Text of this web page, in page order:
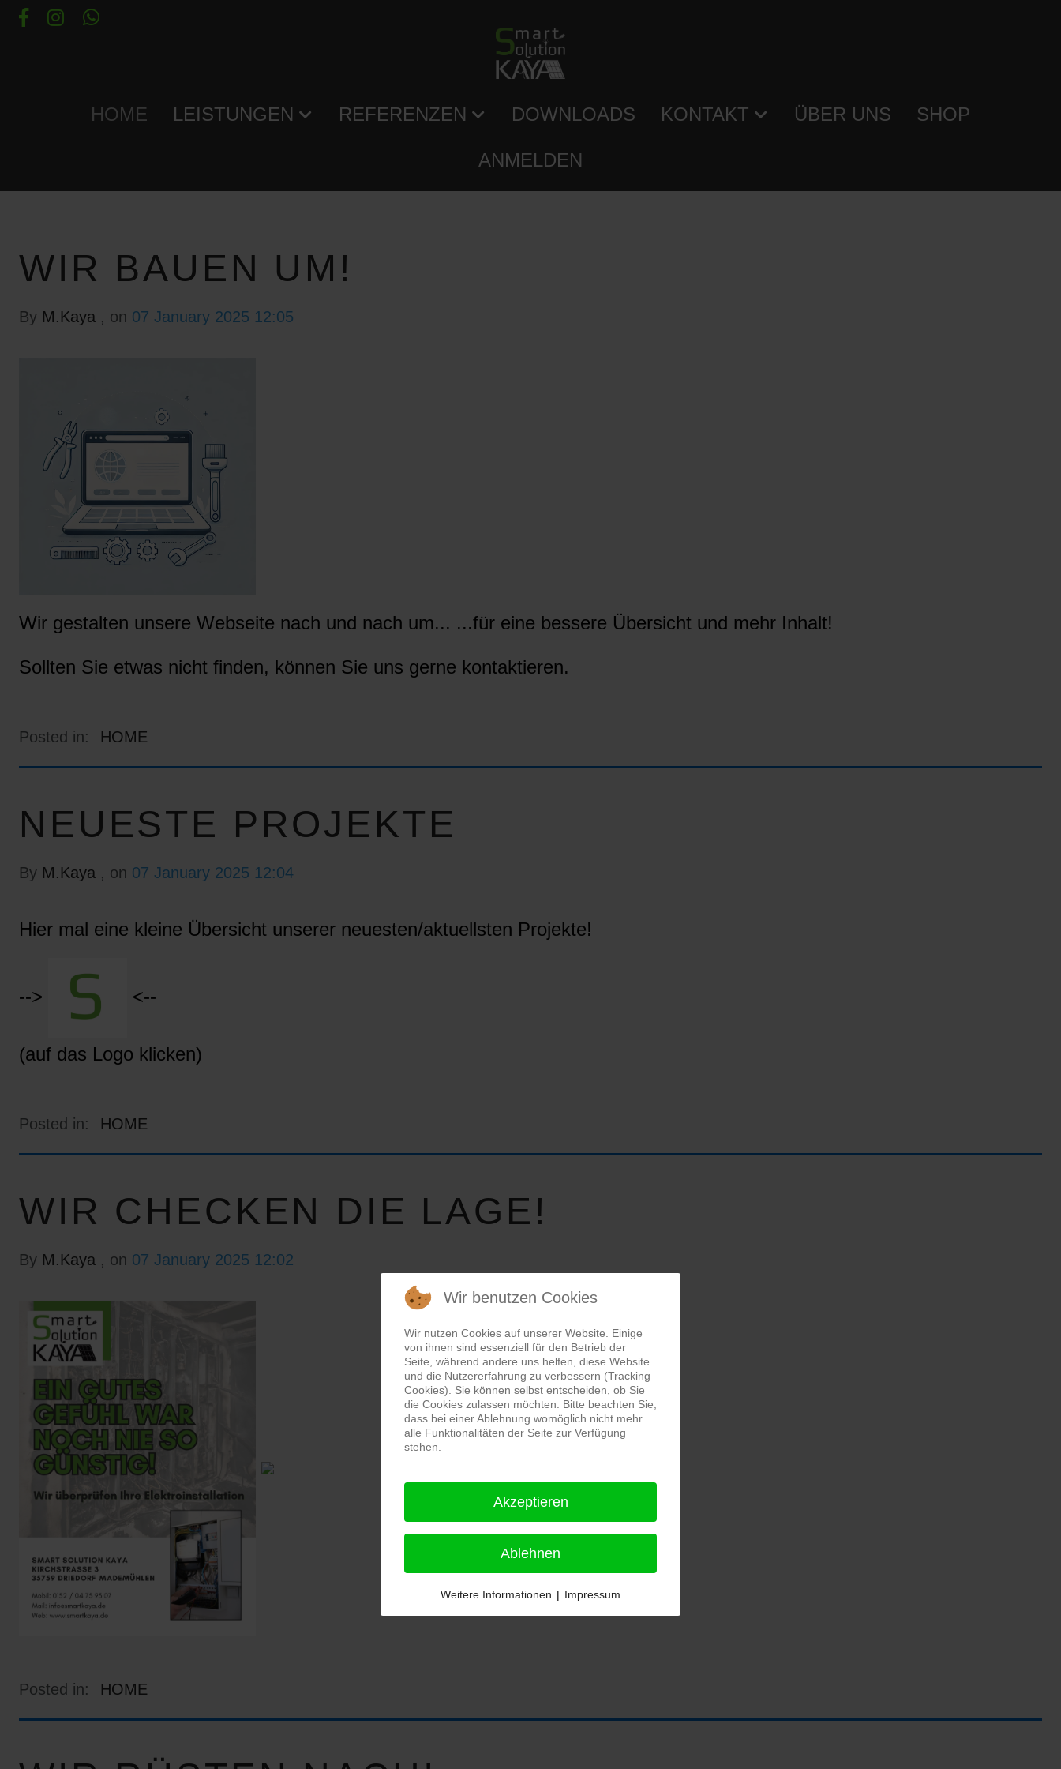
HOME LEISTUNGEN REFERENZEN DOWNLOADS KONTAKT ÜBER UNS SHOP
ANMELDEN
WIR BAUEN UM!
By M.Kaya , on 07 January 2025 12:05
Wir gestalten unsere Webseite nach und nach um... ...für eine bessere Übersicht und mehr Inhalt!
Sollten Sie etwas nicht finden, können Sie uns gerne kontaktieren.
Posted in: HOME
NEUESTE PROJEKTE
By M.Kaya , on 07 January 2025 12:04
Hier mal eine kleine Übersicht unserer neuesten/aktuellsten Projekte!
--> <--
(auf das Logo klicken)
Posted in: HOME
WIR CHECKEN DIE LAGE!
By M.Kaya , on 07 January 2025 12:02
Posted in: HOME
Wir benutzen Cookies
Wir nutzen Cookies auf unserer Website. Einige
von ihnen sind essenziell für den Betrieb der
Seite, während andere uns helfen, diese Website
und die Nutzererfahrung zu verbessern (Tracking
Cookies). Sie können selbst entscheiden, ob Sie
die Cookies zulassen möchten. Bitte beachten Sie,
dass bei einer Ablehnung womöglich nicht mehr
alle Funktionalitäten der Seite zur Verfügung
stehen.
Akzeptieren
Ablehnen
Weitere Informationen | Impressum